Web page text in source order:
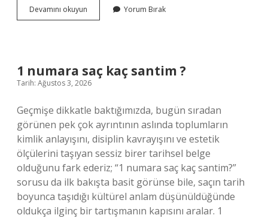
Devamını okuyun
kız
Yorum Bırak
1 numara saç kaç santim ?
Tarih: Ağustos 3, 2026
Geçmişe dikkatle baktığımızda, bugün sıradan
görünen pek çok ayrıntının aslında toplumların
kimlik anlayışını, disiplin kavrayışını ve estetik
ölçülerini taşıyan sessiz birer tarihsel belge
olduğunu fark ederiz; “1 numara saç kaç santim?”
sorusu da ilk bakışta basit görünse bile, saçın tarih
boyunca taşıdığı kültürel anlam düşünüldüğünde
oldukça ilginç bir tartışmanın kapısını aralar. 1